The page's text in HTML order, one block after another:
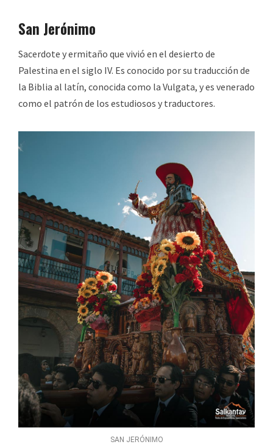
San Jerónimo
Sacerdote y ermitaño que vivió en el desierto de
Palestina en el siglo IV. Es conocido por su traducción de
la Biblia al latín, conocida como la Vulgata, y es venerado
como el patrón de los estudiosos y traductores.
SAN JERÓNIMO